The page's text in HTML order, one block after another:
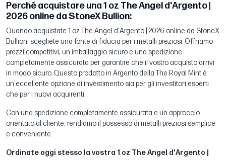
Perché acquistare una 1 oz The Angel d'Argento |
2026 online da StoneX Bullion:
Quando acquistate 1 oz The Angel d'Argento | 2026 online da StoneX
Bullion, scegliete una fonte di fiducia per i metalli preziosi. Offriamo
prezzi competitivi, un imballaggio sicuro e una spedizione
completamente assicurata per garantire che il vostro acquisto arrivi
in modo sicuro. Questo prodotto in Argento della The Royal Mint è
un'eccellente opzione di investimento sia per gli investitori esperti
che per i nuovi acquirenti.
Con una spedizione completamente assicurata e un approccio
orientato al cliente, rendiamo il possesso di metalli preziosi semplice
e conveniente.
Ordinate oggi stesso la vostra 1 oz The Angel d'Argento |